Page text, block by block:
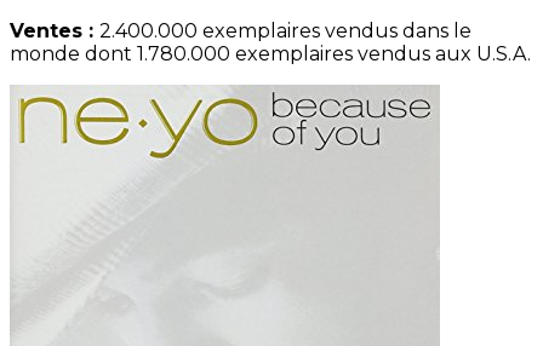
Ventes : 2.400.000 exemplaires vendus dans le
monde dont 1.780.000 exemplaires vendus aux U.S.A.